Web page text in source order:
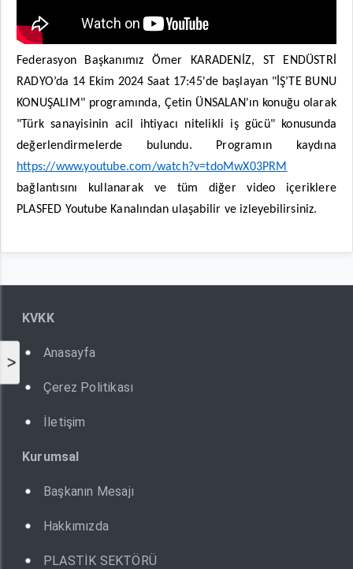
>
Federasyon Başkanımız Ömer KARADENİZ, ST ENDÜSTRİ
RADYO’da 14 Ekim 2024 Saat 17:45'de başlayan "İŞ’TE BUNU
KONUŞALIM" programında, Çetin ÜNSALAN'ın konuğu olarak
"Türk sanayisinin acil ihtiyacı nitelikli iş gücü" konusunda
değerlendirmelerde bulundu. Programın kaydına
https://www.youtube.com/watch?v=tdoMwX03PRM
bağlantısını kullanarak ve tüm diğer video içeriklere
PLASFED Youtube Kanalından ulaşabilir ve izleyebilirsiniz.
KVKK
Anasayfa
Çerez Politikası
İletişim
Kurumsal
Başkanın Mesajı
Hakkımızda
PLASTİK SEKTÖRÜ